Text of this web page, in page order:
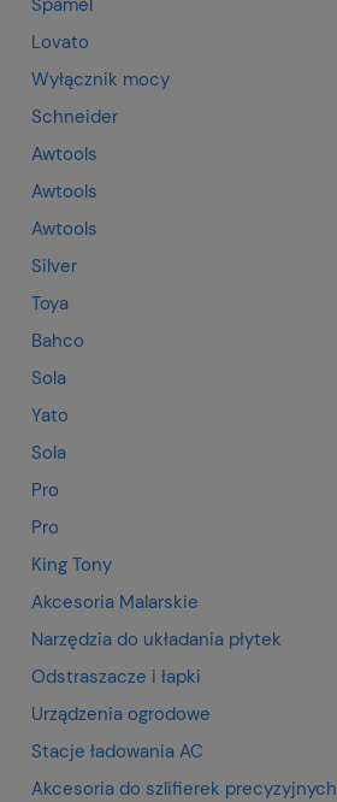
Lovato
Wyłącznik mocy
Schneider
Awtools
Awtools
Awtools
Silver
Toya
Bahco
Sola
Yato
Sola
Pro
Pro
King Tony
Akcesoria Malarskie
Narzędzia do układania płytek
Odstraszacze i łapki
Urządzenia ogrodowe
Stacje ładowania AC
Akcesoria do szlifierek precyzyjnych